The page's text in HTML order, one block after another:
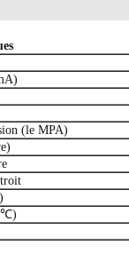
(le MPA)